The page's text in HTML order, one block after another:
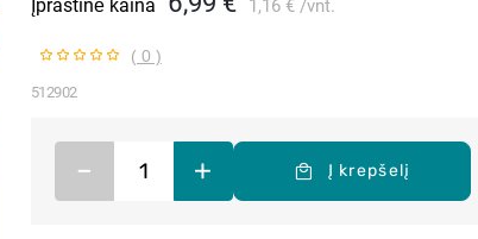
Įprastinė kaina 1,16 € vnt.
( 0 )
512902
– + Į krepšelį